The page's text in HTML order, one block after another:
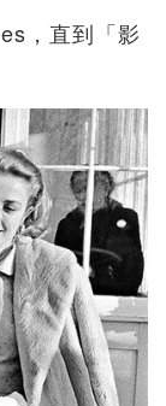
，直到「影